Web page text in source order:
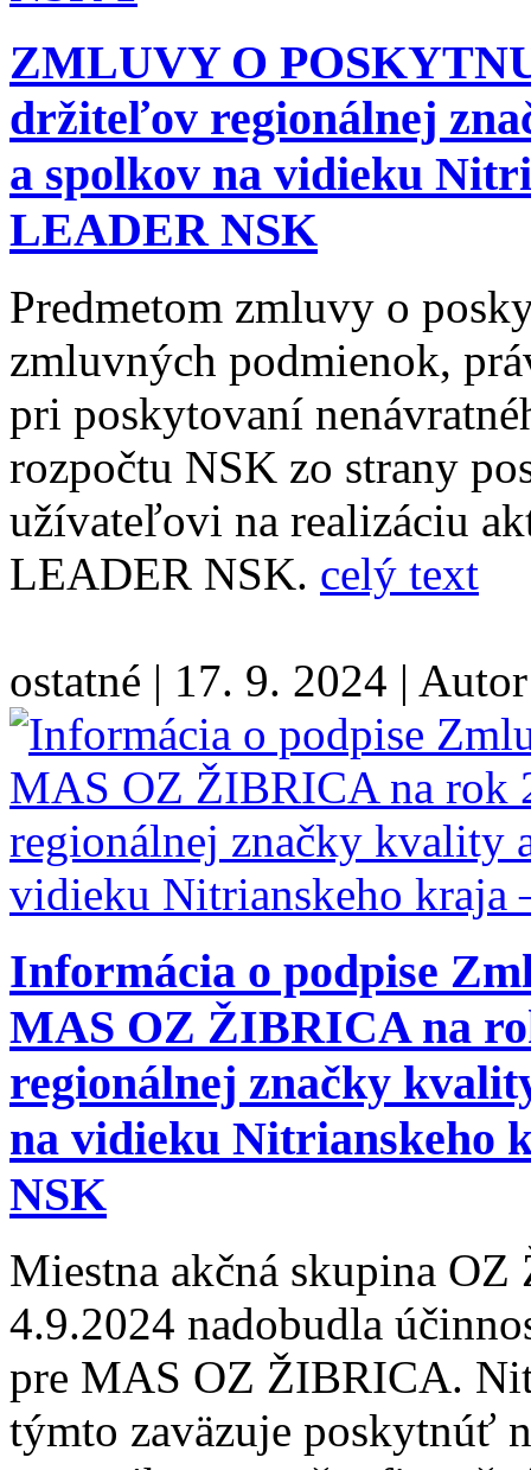
ZMLUVY O
držiteľov regionálnej
a spolkov na vidieku
LEADER NSK
Predmetom zmluvy o
zmluvných podmienok,
pri poskytovaní
rozpočtu NSK zo strany
užívateľovi na realizáciu
LEADER NSK. celý text
ostatné | 17. 9. 2024 |
Informácia o podpise
MAS OZ ŽIBRICA na
regionálnej značky
na vidieku Nitrianskeho
NSK
Miestna akčná skupina
4.9.2024 nadobudla
pre MAS OZ ŽIBRICA.
týmto zaväzuje poskytnúť